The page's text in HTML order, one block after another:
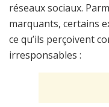
réseaux sociaux.
marquants, certains
ce qu’ils perçoivent
irresponsables :